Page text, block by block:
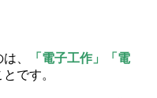
、
「電子工作」「電
です。